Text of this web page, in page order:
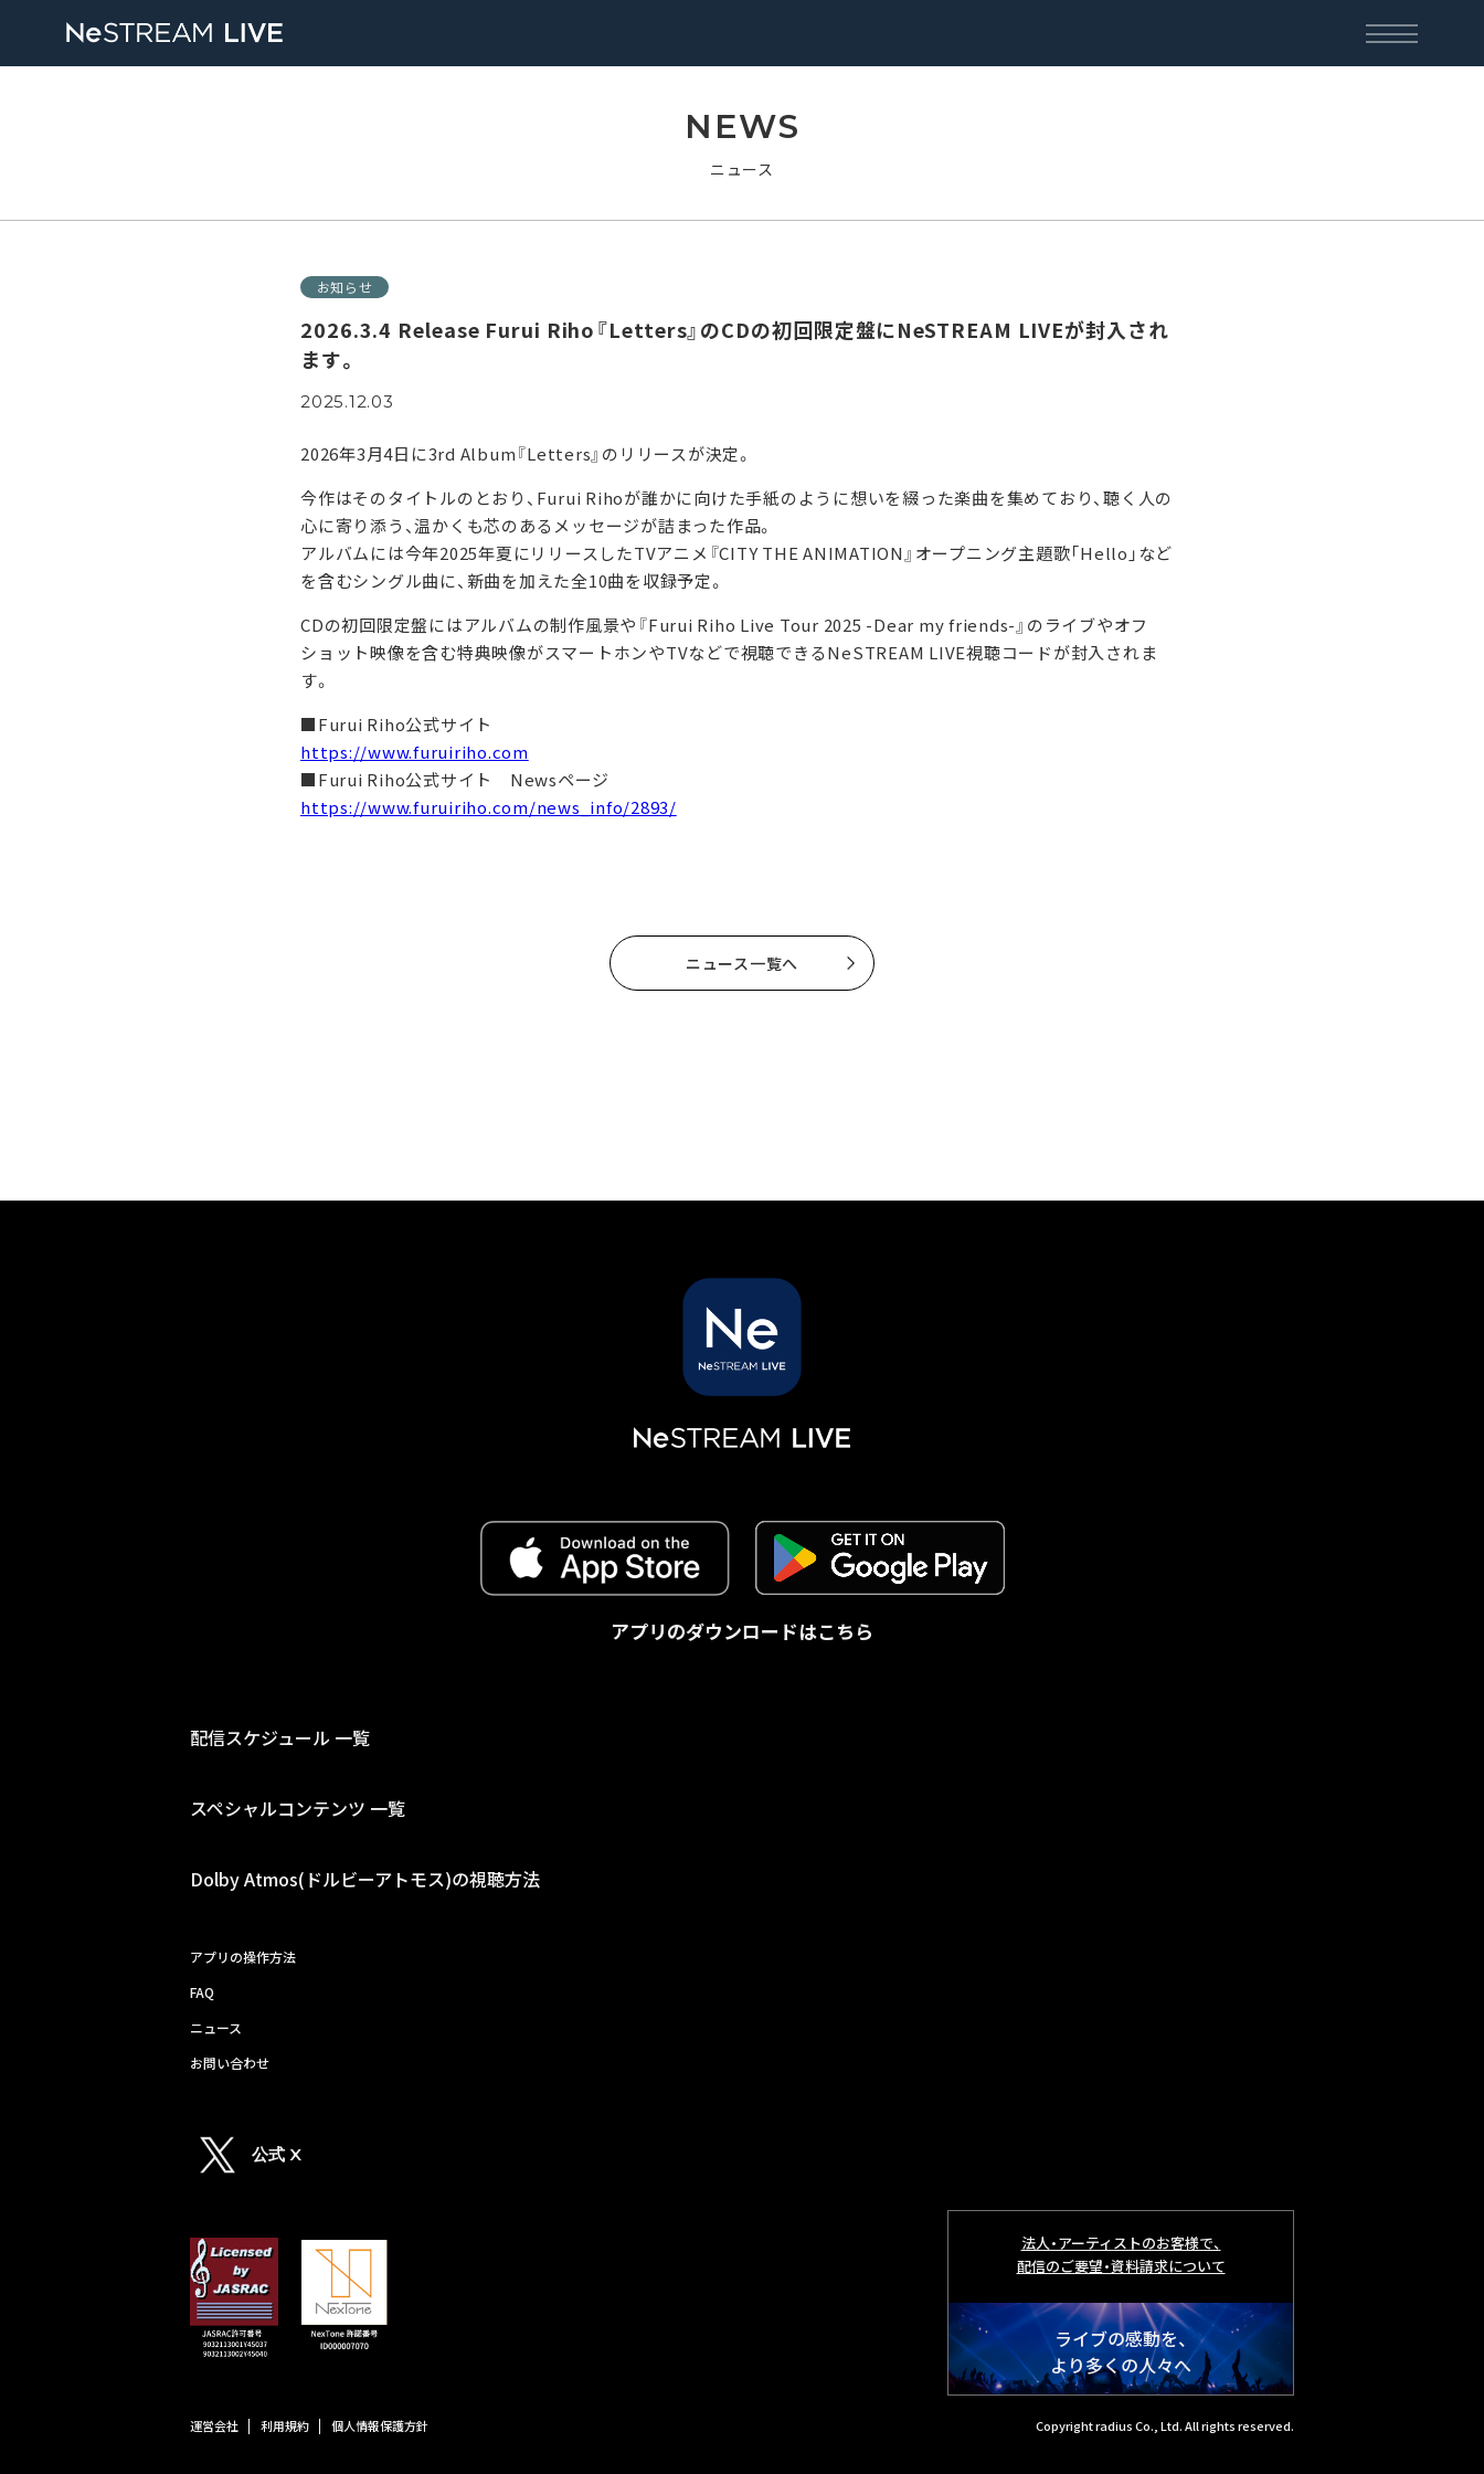
NEWS
ニュース
お知らせ
2026.3.4 Release Furui Riho『Letters』のCDの初回限定盤にNeSTREAM LIVEが封入され
ます。
2025.12.03
2026年3月4日に3rd Album『Letters』のリリースが決定。
今作はそのタイトルのとおり、Furui Rihoが誰かに向けた手紙のように想いを綴った楽曲を集めており、聴く人の
心に寄り添う、温かくも芯のあるメッセージが詰まった作品。
アルバムには今年2025年夏にリリースしたTVアニメ『CITY THE ANIMATION』オープニング主題歌「Hello」など
を含むシングル曲に、新曲を加えた全10曲を収録予定。
CDの初回限定盤にはアルバムの制作風景や『Furui Riho Live Tour 2025 -Dear my friends-』のライブやオフ
ショット映像を含む特典映像がスマートホンやTVなどで視聴できるNeSTREAM LIVE視聴コードが封入されま
す。
■Furui Riho公式サイト
https://www.furuiriho.com
■Furui Riho公式サイト Newsページ
https://www.furuiriho.com/news_info/2893/
ニュース一覧へ
アプリのダウンロードはこちら
配信スケジュール 一覧
スペシャルコンテンツ 一覧
Dolby Atmos(ドルビーアトモス)の視聴方法
アプリの操作方法
FAQ
ニュース
お問い合わせ
公式 X
法人・アーティストのお客様で、
配信のご要望・資料請求について
ライブの感動を、
より多くの人々へ
運営会社 利用規約 個人情報保護方針 Copyright radius Co., Ltd. All rights reserved.